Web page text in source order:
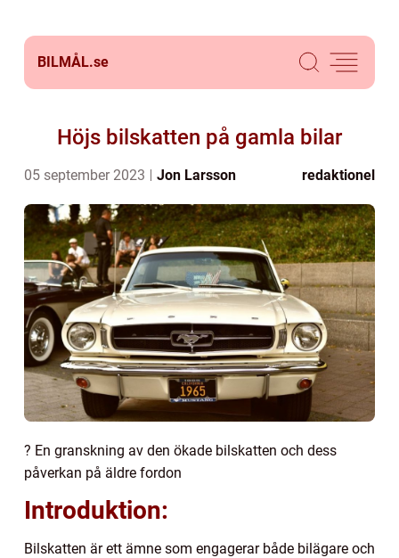
BILMÅL.se
Höjs bilskatten på gamla bilar
05 september 2023 Jon Larsson redaktionel
? En granskning av den ökade bilskatten och dess
påverkan på äldre fordon
Introduktion:
Bilskatten är ett ämne som engagerar både bilägare och